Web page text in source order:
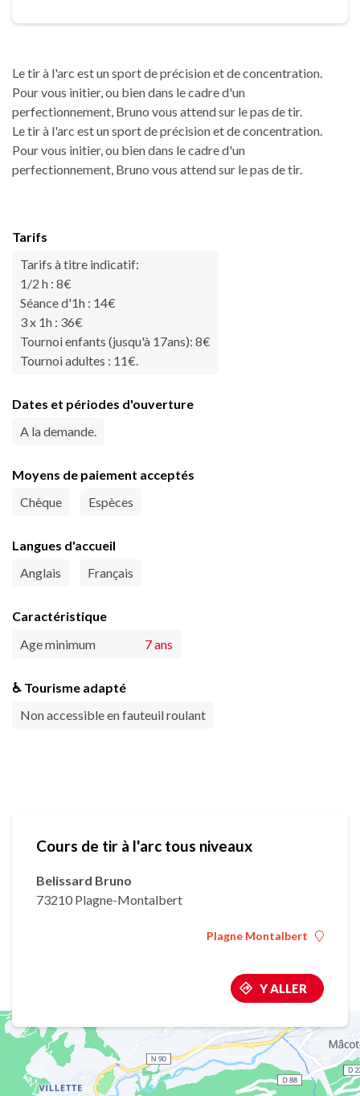
Le tir à l'arc est un sport de précision et de concentration.
Pour vous initier, ou bien dans le cadre d'un
perfectionnement, Bruno vous attend sur le pas de tir.
Le tir à l'arc est un sport de précision et de concentration.
Pour vous initier, ou bien dans le cadre d'un
perfectionnement, Bruno vous attend sur le pas de tir.
Tarifs
Tarifs à titre indicatif:
1/2 h : 8€
Séance d'1h : 14€
3 x 1h : 36€
Tournoi enfants (jusqu'à 17ans): 8€
Tournoi adultes : 11€.
Dates et périodes d'ouverture
A la demande.
Moyens de paiement acceptés
Chèque
Espèces
Langues d'accueil
Anglais
Français
Caractéristique
Age minimum
7 ans
♿ Tourisme adapté
Non accessible en fauteuil roulant
Cours de tir à l'arc tous niveaux
Belissard Bruno
73210 Plagne-Montalbert
Plagne Montalbert
Y ALLER